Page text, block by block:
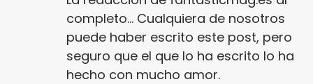
completo... Cualquiera de nosotros
puede haber escrito este post, pero
seguro que el que lo ha escrito lo ha
hecho con mucho amor.